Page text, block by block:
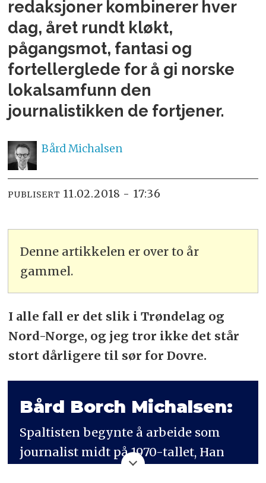
redaksjoner kombinerer hver
dag, året rundt kløkt,
pågangsmot, fantasi og
fortellerglede for å gi norske
lokalsamfunn den
journalistikken de fortjener.
Bård Michalsen
PUBLISERT 11.02.2018 - 17:36
Denne artikkelen er over to år
gammel.
I alle fall er det slik i Trøndelag og
Nord-Norge, og jeg tror ikke det står
stort dårligere til sør for Dovre.
Bård Borch Michalsen:
Spaltisten begynte å arbeide som
journalist midt på 1970-tallet, Han